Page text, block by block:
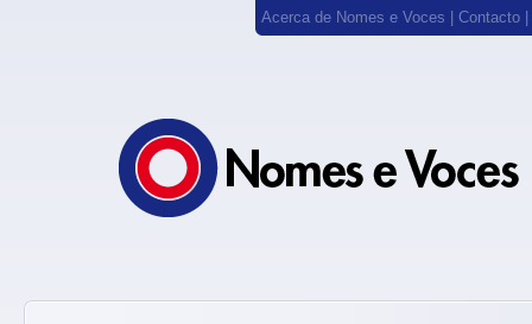
Acerca de Nomes e Voces Contacto